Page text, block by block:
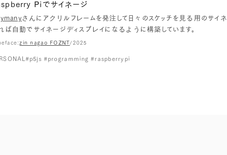
Piでサイネージ
さんにアクリルフレームを発注して日々のスケッチを見る用のサ
ば自動でサイネージディスプレイになるように構築しています。
zin nagao FOZNT/2025
#p5js #programming #raspberrypi